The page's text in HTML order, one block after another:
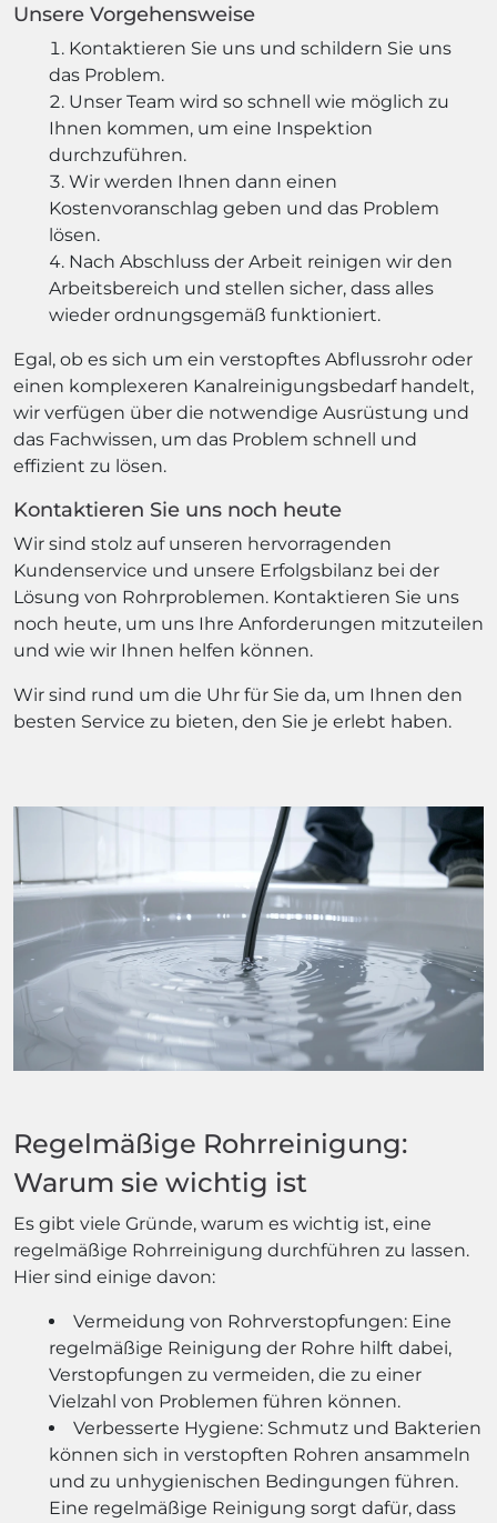
Unsere Vorgehensweise
Kontaktieren Sie uns und schildern Sie uns
das Problem.
Unser Team wird so schnell wie möglich zu
Ihnen kommen, um eine Inspektion
durchzuführen.
Wir werden Ihnen dann einen
Kostenvoranschlag geben und das Problem
lösen.
Nach Abschluss der Arbeit reinigen wir den
Arbeitsbereich und stellen sicher, dass alles
wieder ordnungsgemäß funktioniert.
Egal, ob es sich um ein verstopftes Abflussrohr oder
einen komplexeren Kanalreinigungsbedarf handelt,
wir verfügen über die notwendige Ausrüstung und
das Fachwissen, um das Problem schnell und
effizient zu lösen.
Kontaktieren Sie uns noch heute
Wir sind stolz auf unseren hervorragenden
Kundenservice und unsere Erfolgsbilanz bei der
Lösung von Rohrproblemen. Kontaktieren Sie uns
noch heute, um uns Ihre Anforderungen mitzuteilen
und wie wir Ihnen helfen können.
Wir sind rund um die Uhr für Sie da, um Ihnen den
besten Service zu bieten, den Sie je erlebt haben.
Regelmäßige Rohrreinigung:
Warum sie wichtig ist
Es gibt viele Gründe, warum es wichtig ist, eine
regelmäßige Rohrreinigung durchführen zu lassen.
Hier sind einige davon:
Vermeidung von Rohrverstopfungen: Eine
regelmäßige Reinigung der Rohre hilft dabei,
Verstopfungen zu vermeiden, die zu einer
Vielzahl von Problemen führen können.
Verbesserte Hygiene: Schmutz und Bakterien
können sich in verstopften Rohren ansammeln
und zu unhygienischen Bedingungen führen.
Eine regelmäßige Reinigung sorgt dafür, dass